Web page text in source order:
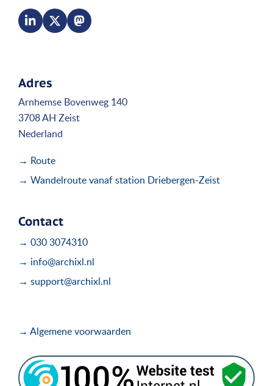
Adres
Arnhemse Bovenweg 140
3708 AH Zeist
Nederland
→ Route
→ Wandelroute vanaf station Driebergen-Zeist
Contact
→ 030 3074310
→ info@archixl.nl
→ support@archixl.nl
→ Algemene voorwaarden